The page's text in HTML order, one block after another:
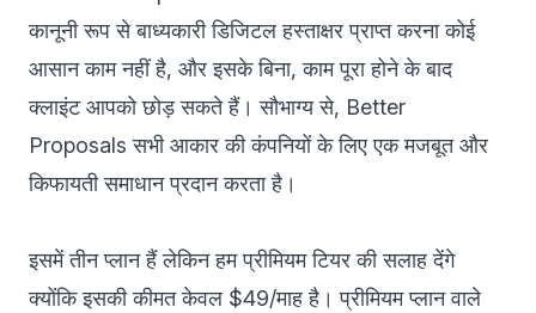
कानूनी रूप से बाध्यकारी डिजिटल हस्ताक्षर प्राप्त करना कोई
आसान काम नहीं है, और इसके बिना, काम पूरा होने के बाद
क्लाइंट आपको छोड़ सकते हैं। सौभाग्य से, Better
Proposals सभी आकार की कंपनियों के लिए एक मजबूत और
किफायती समाधान प्रदान करता है।
इसमें तीन प्लान हैं लेकिन हम प्रीमियम टियर की सलाह देंगे
क्योंकि इसकी कीमत केवल $49/माह है। प्रीमियम प्लान वाले